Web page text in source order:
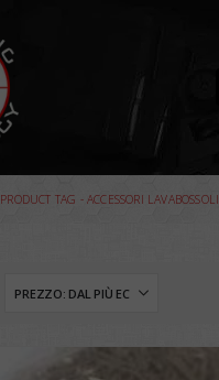
PRODUCT TAG -ACCESSORI LAVABOSSOLI